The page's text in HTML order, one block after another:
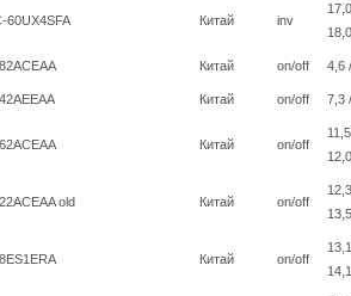
60UX4SFA Китай inv
Китай on/off 4,6
Китай on/off 7,3
Китай on/off
12,0
old Китай on/off
13,5
Китай on/off
14,1